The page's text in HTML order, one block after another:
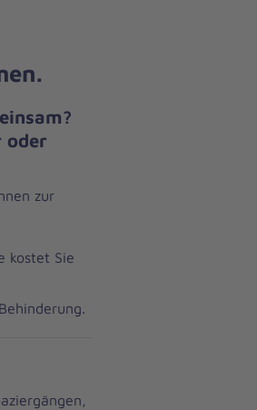
oder
zur
kostet Sie